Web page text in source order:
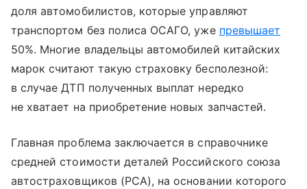
доля автомобилистов, которые управляют
транспортом без полиса ОСАГО, уже превышает
50%. Многие владельцы автомобилей китайских
марок считают такую страховку бесполезной:
в случае ДТП полученных выплат нередко
не хватает на приобретение новых запчастей.
Главная проблема заключается в справочнике
средней стоимости деталей Российского союза
автостраховщиков (РСА), на основании которого